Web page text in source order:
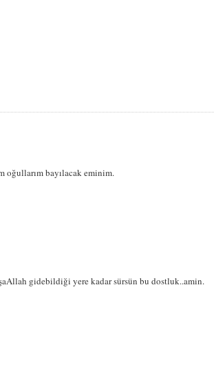
oğullarım bayılacak eminim.
gidebildiği yere kadar sürsün bu dostluk..amin.